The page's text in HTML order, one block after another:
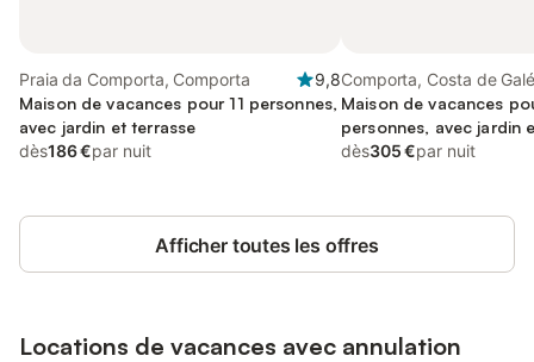
Praia da Comporta, Comporta
9,8
Maison de vacances pour 11 personnes,
avec jardin et terrasse
dès186 €par nuit
Comporta, Costa de
Maison de vacances
personnes, avec jardin
dès305 €par nuit
Afficher toutes les offres
Locations de vacances avec annulation